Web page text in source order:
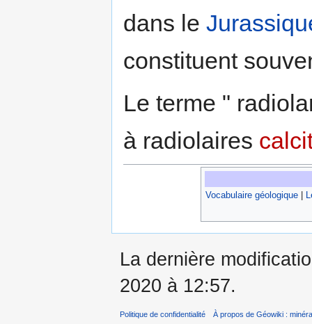
dans le
constituent
Le terme "
à radiolaires
Vocabulaire géologique|
La dernière
2020 à 12:57.
Politique de confidentialité À propos de Géowiki :